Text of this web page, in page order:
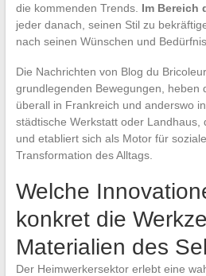
die kommenden Trends. Im Bereich
jeder danach, seinen Stil zu
nach seinen Wünschen und
Die Nachrichten von Blog du
grundlegenden Bewegungen, heben
überall in Frankreich und anderswo
städtische Werkstatt oder Landhaus,
und etabliert sich als Motor für
Transformation des Alltags.
Welche
konkret die
Materialien des
Der Heimwerkersektor erlebt eine